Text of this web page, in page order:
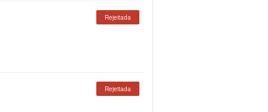
Rejeitada
Rejeitada